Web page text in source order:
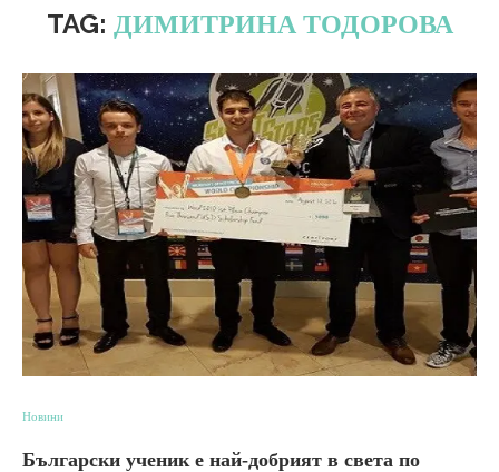
TAG: ДИМИТРИНА ТОДОРОВА
Новини
Български ученик е най-добрият в света по